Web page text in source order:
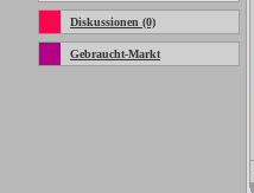
Diskussionen (0)
Gebraucht-Markt